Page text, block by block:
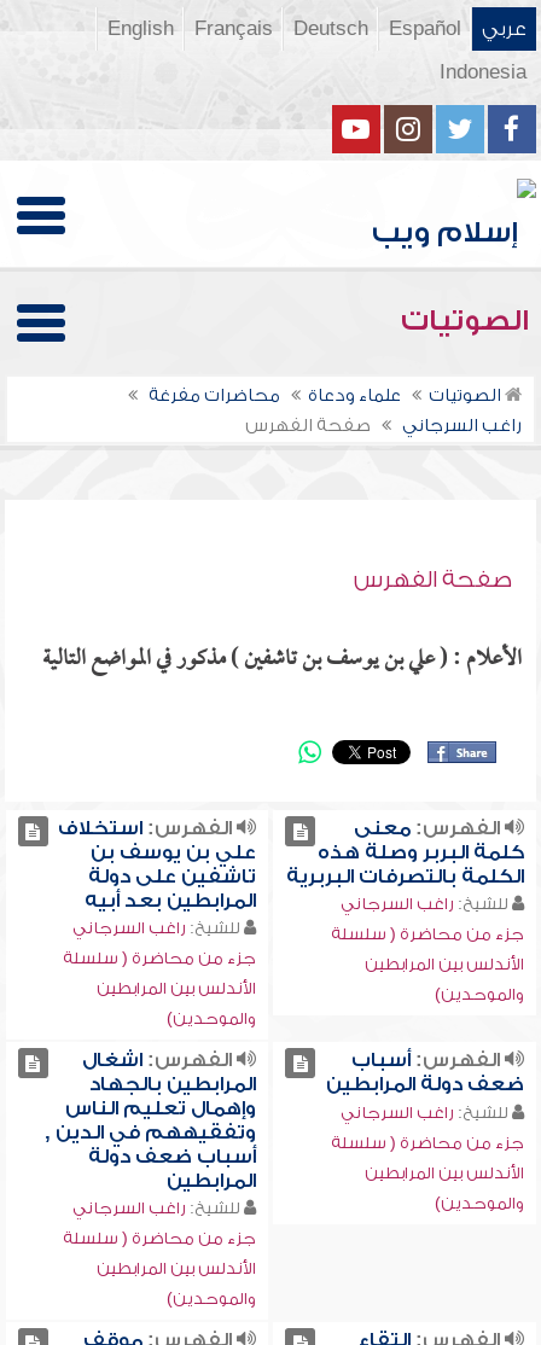
عربي Español
Deutsch
Français
English
Indonesia
الصوتيات
الصوتيات علماء ودعاة
محاضرات مفرغة
راغب السرجاني
صفحة الفهرس
صفحة الفهرس
الأعلام : ( علي بن يوسف بن تاشفين ) مذكور في المواضع التالية
الفهرس:معنى
كلمة البربر وصلة هذه
الكلمة بالتصرفات البربرية
للشيخ: راغب السرجاني
جزء من محاضرة ( سلسلة
الأندلس بين المرابطين
والموحدين)
الفهرس:استخلاف
علي بن يوسف بن
تاشفين على دولة
المرابطين بعد أبيه
للشيخ: راغب السرجاني
جزء من محاضرة ( سلسلة
الأندلس بين المرابطين
والموحدين)
الفهرس:أسباب
ضعف دولة المرابطين
للشيخ: راغب السرجاني
جزء من محاضرة ( سلسلة
الأندلس بين المرابطين
والموحدين)
الفهرس:اشغال
المرابطين بالجهاد
وإهمال تعليم الناس
وتفقيههم في الدين ,
أسباب ضعف دولة
المرابطين
للشيخ: راغب السرجاني
جزء من محاضرة ( سلسلة
الأندلس بين المرابطين
والموحدين)
الفهرس:التقاء
الفهرس:موقف